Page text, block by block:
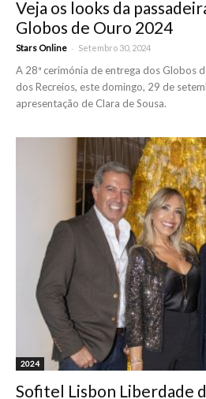
Veja os looks da
Globos de Ouro 2024
Stars Online - Setembro 30, 2024
A 28ª cerimónia de entrega dos Globos
dos Recreios, este domingo, 29 de
apresentação de Clara de Sousa.
2024
Sofitel Lisbon Liberdade